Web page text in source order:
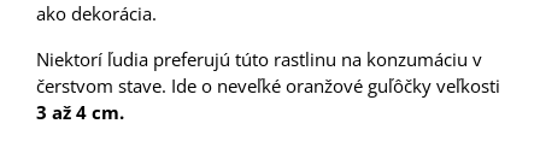
ako dekorácia.
Niektorí ľudia preferujú túto rastlinu na konzumáciu v
čerstvom stave. Ide o neveľké oranžové guľôčky veľkosti
3 až 4 cm.